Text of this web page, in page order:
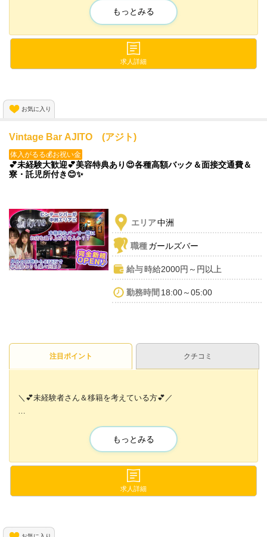
芸能関係の方もお忍びでご来店するなど
お客さんの層がとても良好🎩😍
接客が不慣れな方や未経験の方でも
まずは体入にお越しください🙌
お待ちしております💞
もっとみる
求人詳細
お気に入り
Vintage Bar AJITO (アジト)
体入がるる💰お祝い金
💕未経験大歓迎💕美容特典あり😍各種高額バック＆面接交通費＆
寮・託児所付き😊✨
エリア中洲
職種ガールズバー
給与時給2000円～円以上
勤務時間 18:00～05:00
注目ポイント クチコミ
＼💕未経験者さん＆移籍を考えている方💕／
ナイトワーク未経験の方も
和やかな雰囲気なので
すぐに溶け込めちゃう💞
＞＞✨ちゅーもく案件デス✨＜＜
格安で利用できちゃうんです😍💞
もっとみる
求人詳細